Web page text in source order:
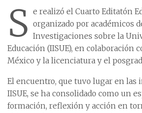
S e realizó el Cuarto Editatón
organizado por académicos
Investigaciones sobre la
Educación (IISUE), en colaboración
México y la licenciatura y el
El encuentro, que tuvo lugar en las
IISUE, se ha consolidado como un
formación, reflexión y acción en